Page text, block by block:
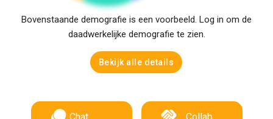
Bovenstaande demografie is een voorbeeld. Log in om de
daadwerkelijke demografie te zien.
Bekijk alle details